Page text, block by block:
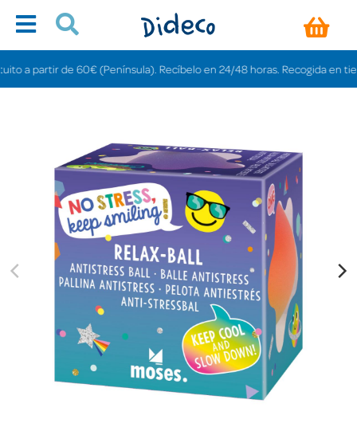
partir de 60€ (Península). Recíbelo en 24/48 horas. Recogida en